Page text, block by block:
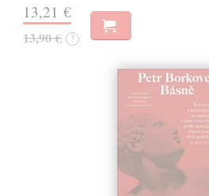
13,21 €
13,90 € ?